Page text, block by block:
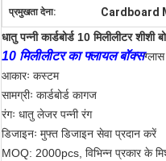
प्रमुखता देना: Cardboard
धातु पन्नी कार्डबोर्ड 10 मिलीलीटर
10 मिलीलीटर का फ्लायल बॉक्स
आकारः कस्टम
सामग्रीः कार्डबोर्ड कागज
रंगः धातु लेजर पन्नी रंग
डिजाइनः मुफ्त डिजाइन सेवा प्रदान करें
MOQ: 2000pcs, विभिन्न प्रकार के